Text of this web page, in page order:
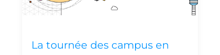
La tournée des campus en